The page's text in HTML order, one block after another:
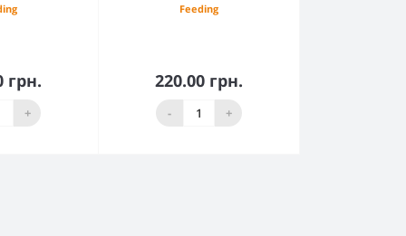
грн.
+
Feeding
220.00 грн.
- +
В корзину